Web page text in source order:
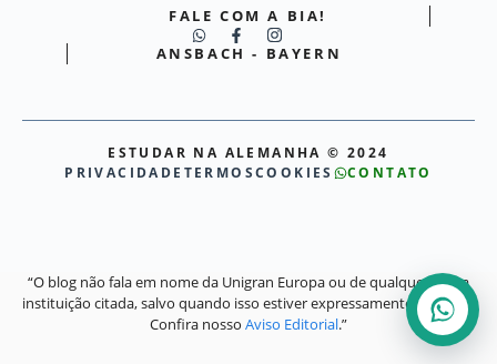
FALE COM A BIA!
ANSBACH - BAYERN
ESTUDAR NA ALEMANHA © 2024
PRIVACIDADE TERMOSCOOKIES CONTATO
“O blog não fala em nome da Unigran Europa ou de qualquer outra
instituição citada, salvo quando isso estiver expressamente indicado.
Confira nosso Aviso Editorial.”